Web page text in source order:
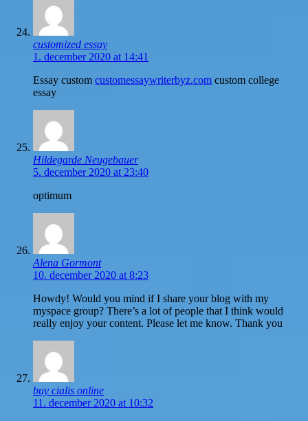
customized essay
1. december 2020 at 14:41
Essay custom customessaywriterbyz.com custom college
essay
Hildegarde Neugebauer
5. december 2020 at 23:40
optimum
Alena Gormont
10. december 2020 at 8:23
Howdy! Would you mind if I share your blog with my
myspace group? There’s a lot of people that I think would
really enjoy your content. Please let me know. Thank you
buy cialis online
11. december 2020 at 10:32